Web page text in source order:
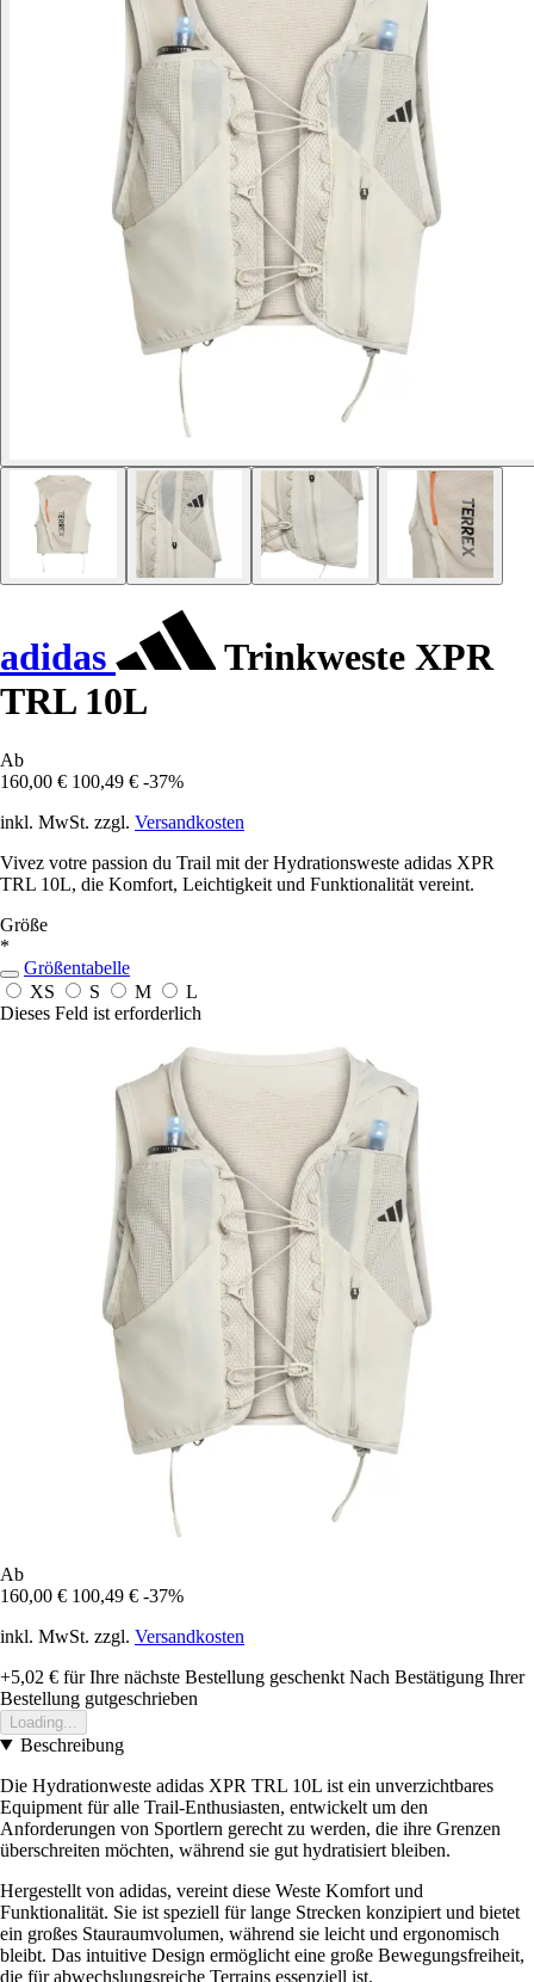
adidas
Trinkweste XPR
TRL 10L
Ab
160,00 € 100,49 € -37%
inkl. MwSt. zzgl. Versandkosten
Vivez votre passion du Trail mit der Hydrationsweste adidas XPR
TRL 10L, die Komfort, Leichtigkeit und Funktionalität vereint.
Größe
*
Größentabelle
XS
S M
L
Dieses Feld ist erforderlich
Ab
160,00 € 100,49 € -37%
inkl. MwSt. zzgl. Versandkosten
+5,02 € für Ihre nächste Bestellung geschenkt Nach Bestätigung Ihrer
Bestellung gutgeschrieben
Loading...
Beschreibung
Die Hydrationweste adidas XPR TRL 10L ist ein unverzichtbares
Equipment für alle Trail-Enthusiasten, entwickelt um den
Anforderungen von Sportlern gerecht zu werden, die ihre Grenzen
überschreiten möchten, während sie gut hydratisiert bleiben.
Hergestellt von adidas, vereint diese Weste Komfort und
Funktionalität. Sie ist speziell für lange Strecken konzipiert und bietet
ein großes Stauraumvolumen, während sie leicht und ergonomisch
bleibt. Das intuitive Design ermöglicht eine große Bewegungsfreiheit,
die für abwechslungsreiche Terrains essenziell ist.